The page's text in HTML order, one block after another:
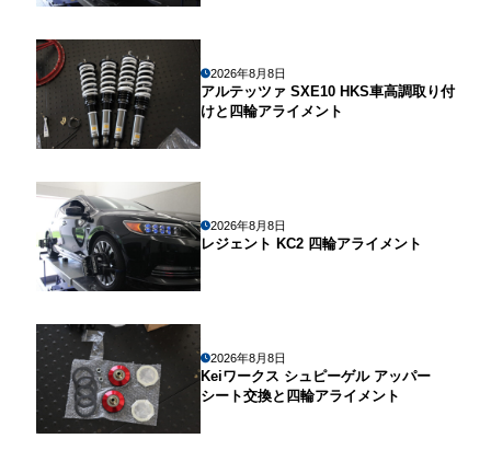
2026年8月8日
アルテッツァ SXE10 HKS車高調取り付
けと四輪アライメント
2026年8月8日
レジェント KC2 四輪アライメント
2026年8月8日
Keiワークス シュピーゲル アッパー
シート交換と四輪アライメント